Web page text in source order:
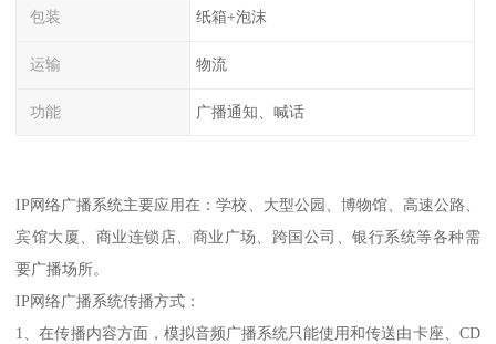
包装 纸箱+泡沫
运输 物流
功能 广播通知、喊话
IP网络广播系统主要应用在：学校、大型公园、博物馆、高速公路、
宾馆大厦、商业连锁店、商业广场、跨国公司、银行系统等各种需
要广播场所。
IP网络广播系统传播方式：
1、在传播内容方面，模拟音频广播系统只能使用和传送由卡座、CD